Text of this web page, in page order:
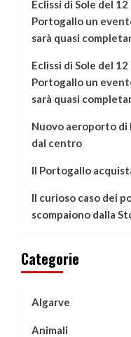
Eclissi di Sole del
Portogallo un
sarà quasi
Eclissi di Sole del
Portogallo un
sarà quasi
Nuovo aeroporto di
dal centro
Il Portogallo
Il curioso caso dei
scompaiono dalla
Categorie
Algarve
Animali